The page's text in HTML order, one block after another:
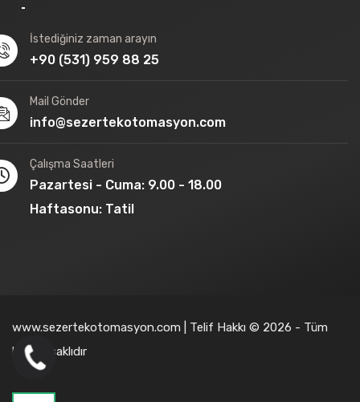
İstediğiniz zaman arayın
+90 (531) 959 88 25
Mail Gönder
info@sezertekotomasyon.com
Çalışma Saatleri
Pazartesi - Cuma: 9.00 - 18.00
Haftasonu: Tatil
www.sezertekotomasyon.com | Telif Hakkı © 2026 - Tüm
hakları saklıdır